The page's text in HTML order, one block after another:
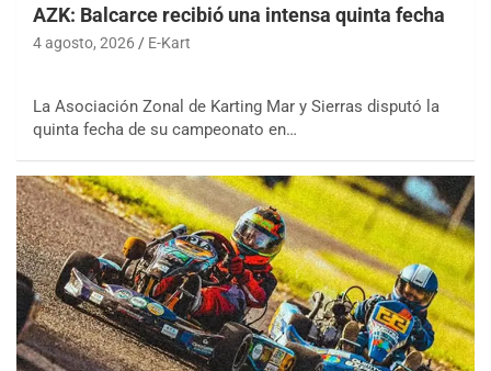
AZK: Balcarce recibió una intensa quinta fecha
4 agosto, 2026 E-Kart
La Asociación Zonal de Karting Mar y Sierras disputó la
quinta fecha de su campeonato en…